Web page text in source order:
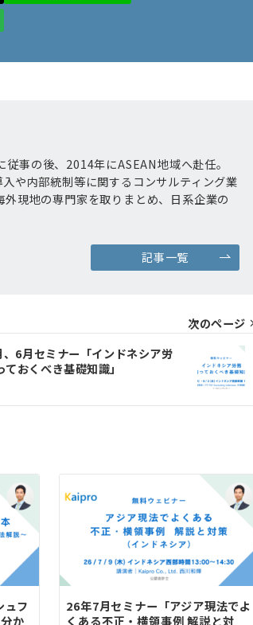
事の後、2014年にASEAN地域へ赴任。
や内部統制等に関するコンサルティング業
現地の専門家を取りまとめ、日系企業の
記事一覧
次のページ
、6月セミナー「インドネシア労
おくべき基礎知識」
ュフ
か
26年7月セミナー「アジア現法でよ
くある不正・横領事例 解説と対